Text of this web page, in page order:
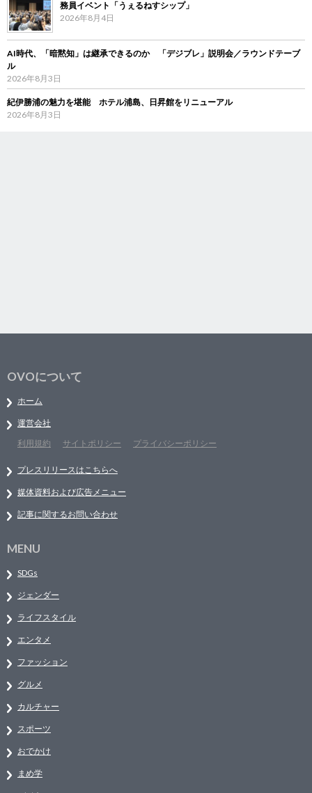
務員イベント「うぇるねすシップ」
2026年8月4日
AI時代、「暗黙知」は継承できるのか 「デジブレ」説明会／ラウンドテーブ
ル
2026年8月3日
紀伊勝浦の魅力を堪能 ホテル浦島、日昇館をリニューアル
2026年8月3日
OVOについて
ホーム
運営会社
利用規約
サイトポリシー プライバシーポリシー
プレスリリースはこちらへ
媒体資料および広告メニュー
記事に関するお問い合わせ
MENU
SDGs
ジェンダー
ライフスタイル
エンタメ
ファッション
グルメ
カルチャー
スポーツ
おでかけ
まめ学